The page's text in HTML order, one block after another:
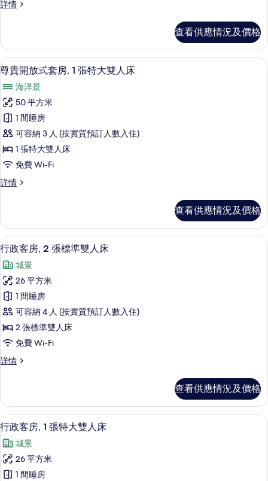
2
標
準
雙
人
床,
海
景
的
相
片
詳情
行
2
張
標
準
雙
人
床,
海
景
詳
情
查看供應情況及價格
載
入
所
有
尊
貴
開
放
式
房,
張
特
大
雙
人
床
的
相
尊貴開放式套房, 1 張特大雙人床 | 客
4
尊貴開放式套房, 1 張特大雙人床
海洋景
50 平方米
1 間睡房
可容納 3 人 (按實質預訂人數入住)
1 張特大雙人床
免費 Wi-Fi
詳情
尊
式
套
房,
1
張
特
大
雙
人
床
詳
情
查看供應情況及價格
載
入
所
有
行
政
客
房,
2
標
準
雙
人
床
的
埃及棉床單、高級寢具、羽絨被、特
3
行政客房, 2 張標準雙人床
城景
26 平方米
1 間睡房
可容納 4 人 (按實質預訂人數入住)
2 張標準雙人床
免費 Wi-Fi
詳情
行
2
張
標
準
雙
人
床
詳
查看供應情況及價格
載
入
所
有
埃及棉床單、高級寢具、羽絨被、特
3
行政客房, 1 張特大雙人床
城景
26 平方米
1 間睡房